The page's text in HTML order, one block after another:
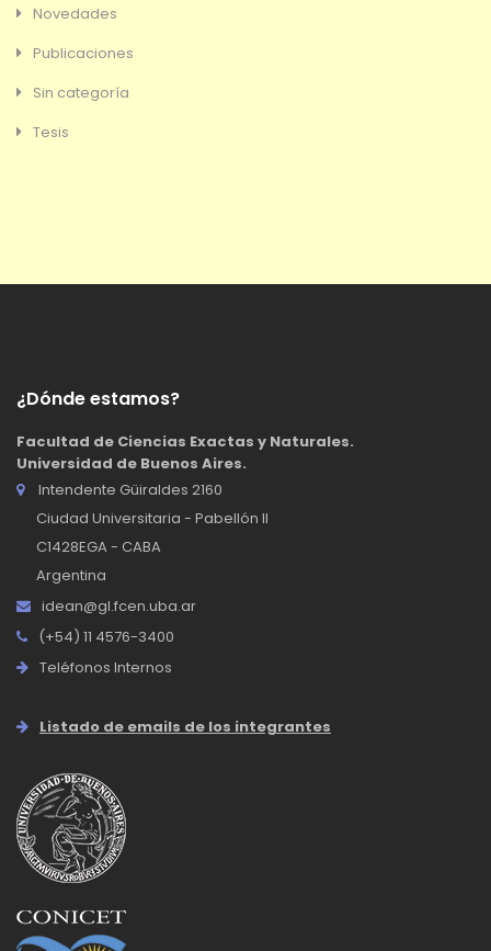
Novedades
Publicaciones
Sin categoría
Tesis
¿Dónde estamos?
Facultad de Ciencias Exactas y Naturales.
Universidad de Buenos Aires.
Intendente Güiraldes 2160
Ciudad Universitaria - Pabellón II
C1428EGA - CABA
Argentina
idean@gl.fcen.uba.ar
(+54) 11 4576-3400
Teléfonos Internos
Listado de emails de los integrantes